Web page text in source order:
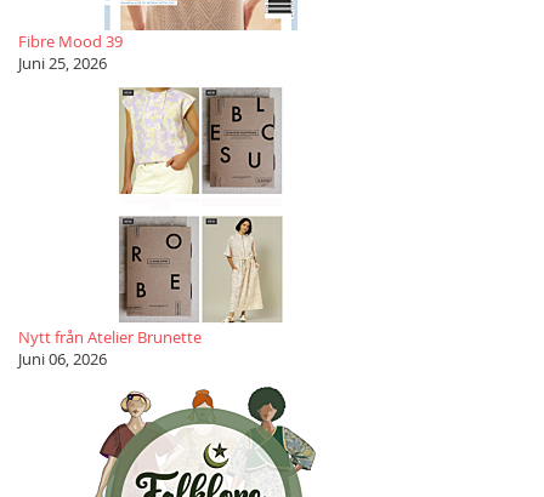
Fibre Mood 39
Juni 25, 2026
Nytt från Atelier Brunette
Juni 06, 2026